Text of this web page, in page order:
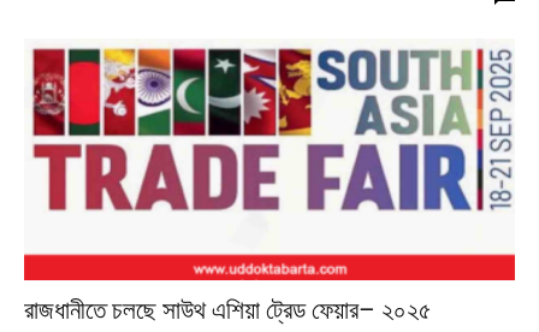
রাজধানীতে চলছে সাউথ এশিয়া ট্রেড ফেয়ার– ২০২৫